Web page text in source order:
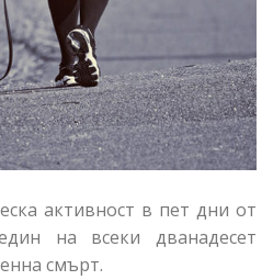
активност в пет дни от
на всеки дванадесет
смърт.